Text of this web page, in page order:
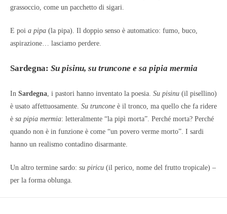
grassoccio, come un pacchetto di sigari.
E poi a pipa (la pipa). Il doppio senso è automatico: fumo, buco,
aspirazione… lasciamo perdere.
Sardegna: Su pisinu, su truncone e sa pipia mermia
In Sardegna , i pastori hanno inventato la poesia. Su pisinu (il pisellino)
è usato affettuosamente. Su truncone è il tronco, ma quello che fa ridere
è sa pipia mermia: letteralmente “la pipì morta”. Perché morta? Perché
quando non è in funzione è come “un povero verme morto”. I sardi
hanno un realismo contadino disarmante.
Un altro termine sardo: su piricu (il perico, nome del frutto tropicale) –
per la forma oblunga.